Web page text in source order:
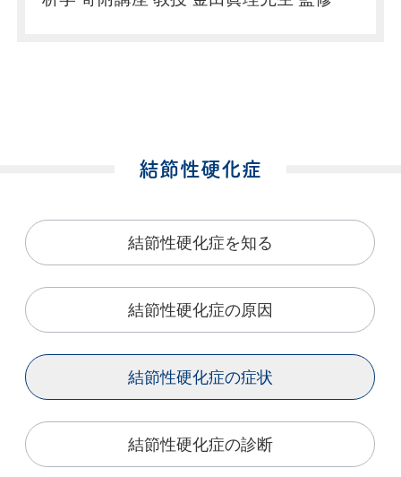
結節性硬化症
結節性硬化症を知る
結節性硬化症の原因
結節性硬化症の症状
結節性硬化症の診断